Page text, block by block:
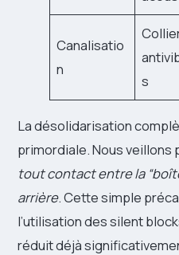
Canalisatio
n
s
La désolidarisation
primordiale. Nous veillons
tout contact entre la
arrière. Cette simple
l’utilisation des silent
réduit déjà